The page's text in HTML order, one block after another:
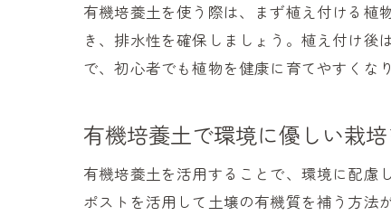
有機培養土を使う際は、まず植え付ける植
き、排水性を確保しましょう。植え付け
で、初心者でも植物を健康に育てやすくなり
有機培養土で環境に優しい栽
有機培養土を活用することで、環境に配慮
ポストを活用して土壌の有機質を補う方法